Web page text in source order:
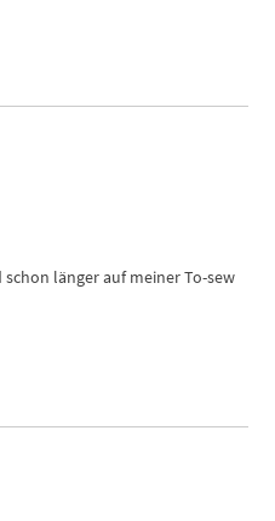
länger auf meiner To-sew